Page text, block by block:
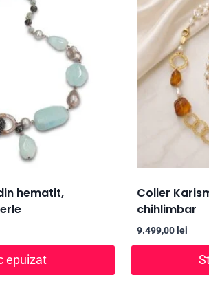
hematit,
epuizat
Colier
chihlimbar
9.499,00 lei